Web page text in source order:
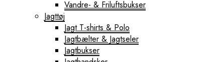
Vandre- & Friluftsbukser
Jagttøj
Jagt T-shirts & Polo
Jagtbælter & Jagtseler
Jagtbukser